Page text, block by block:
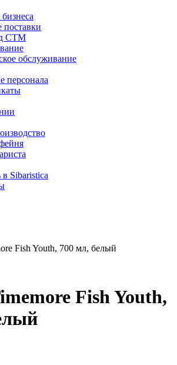
СТМ
обслуживание
персонала
в Sibaristica
Fish Youth, 700 мл, белый
Fish Youth,